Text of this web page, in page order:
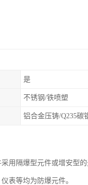
是
不锈钢/铁喷塑
铝合金压铸/Q235碳
用隔爆型元件或增安型
表等均为防爆元件。